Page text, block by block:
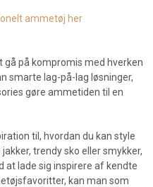
ammetøj her
gå på kompromis med hverken
smarte lag-på-lag løsninger,
gøre ammetiden til en
til, hvordan du kan style
trendy sko eller smykker,
at lade sig inspirere af kendte
kan man som